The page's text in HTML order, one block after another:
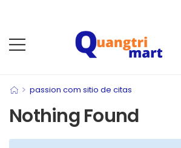
> passion com sitio de citas
Nothing Found